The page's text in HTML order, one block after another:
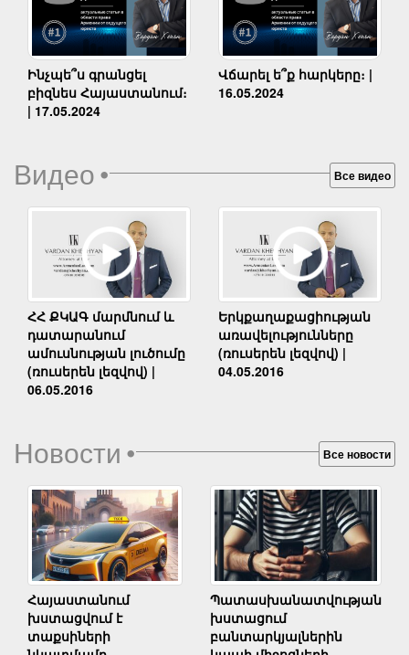
Ինչպե՞ս գրանցել
բիզնես Հայաստանում։
| 17.05.2024
Վճարել ե՞ք հարկերը։ |
16.05.2024
Видео• Все видео
ՀՀ ՔԿԱԳ մարմնում և
դատարանում
ամուսնության լուծումը
(ռուսերեն լեզվով) |
06.05.2016
Երկքաղաքացիության
առավելությունները
(ռուսերեն լեզվով) |
04.05.2016
Новости• Все новости
Հայաստանում
խստացվում է
տաքսիների
Պատասխանատվության
խստացում
բանտարկյալներին